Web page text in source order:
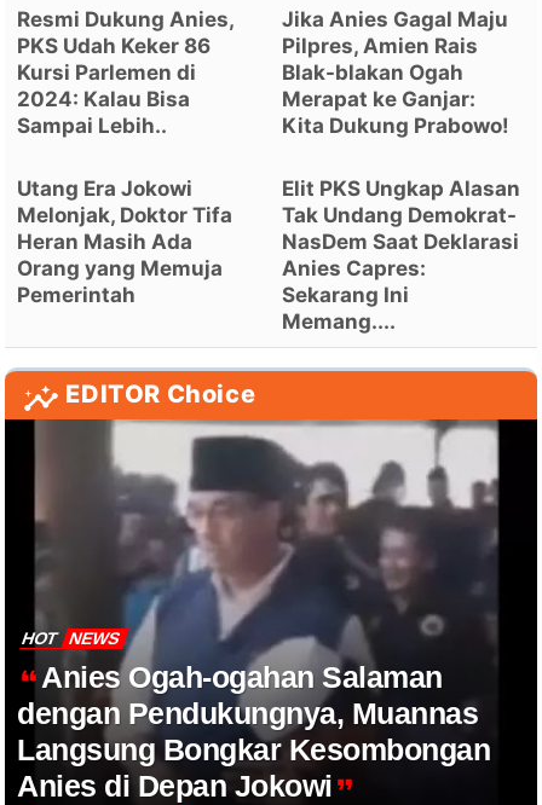
Resmi Dukung Anies,
PKS Udah Keker 86
Kursi Parlemen di
2024: Kalau Bisa
Sampai Lebih..
Jika Anies Gagal Maju
Pilpres, Amien Rais
Blak-blakan Ogah
Merapat ke Ganjar:
Kita Dukung Prabowo!
Utang Era Jokowi
Melonjak, Doktor Tifa
Heran Masih Ada
Orang yang Memuja
Pemerintah
Elit PKS Ungkap Alasan
Tak Undang Demokrat-
NasDem Saat Deklarasi
Anies Capres:
Sekarang Ini
Memang....
EDITOR Choice
HOT NEWS
Anies Ogah-ogahan Salaman
dengan Pendukungnya, Muannas
Langsung Bongkar Kesombongan
Anies di Depan Jokowi